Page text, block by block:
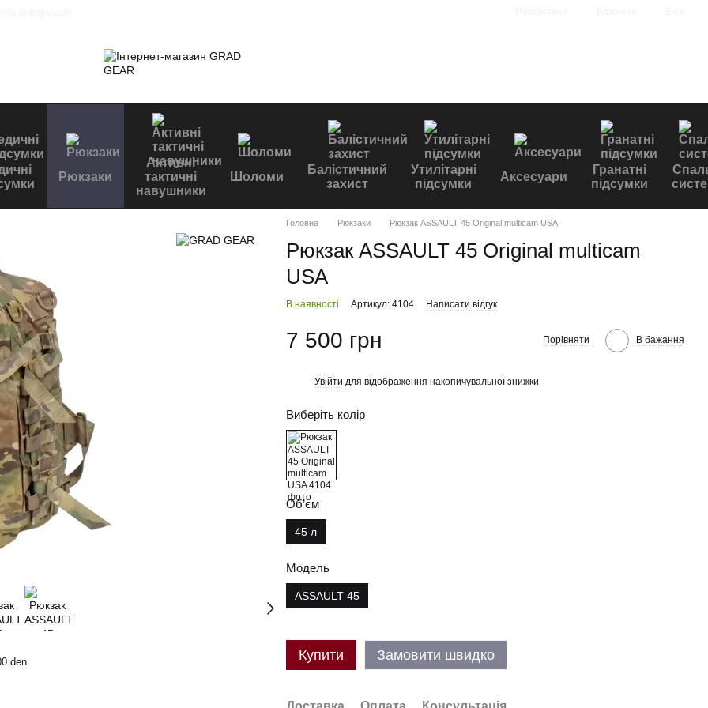
Рюкзаки
Активні
тактичні
навушники
Шоломи
Балістичний
захист
Утилітарні
підсумки
Аксесуари
Гранатні
підсумки
den
Головна Рюкзаки Рюкзак ASSAULT 45 Original multicam USA
Рюкзак ASSAULT 45 Original multicam
USA
В наявності Артикул: 4104 Написати відгук
7 500 грн Порівняти В бажання
Увійти для відображення накопичувальної знижки
Виберіть колір
Об’єм
45 л
Модель
ASSAULT 45
Купити Замовити швидко